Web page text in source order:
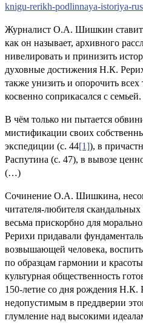
knigu-rerikh-podlinnaya-istoriya-
Журналист О.А. Шишкин ставит
как он называет, архивного
нивелировать и принизить
духовные достижения Н.К.
также унизить и опорочить
косвенно соприкасался с
В чём только ни пытается
мистификации своих
экспедиции (с. 44[1]), в
Распутина (с. 47), в вывозе
(…)
Сочинение О.А. Шишкина,
читателя-любителя
весьма прискорбно для
Рерихи придавали
возвышающей человека,
по образцам гармонии и
культурная общественность
150-летие со дня рождения
недопустимым в преддверии
глумление над высокими